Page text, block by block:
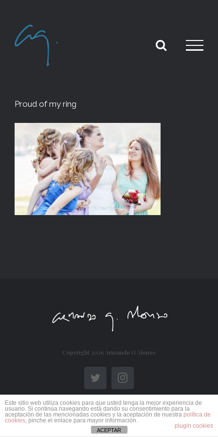
content
Proud of my ring
Copyright 2026 Armando G Alonso
TwitterInstagram
Este sitio web utiliza cookies para que usted tenga la mejor experiencia de
usuario. Si continúa navegando está dando su consentimiento para la
aceptación de las mencionadas cookies y la aceptación de nuestra política de
cookies, pinche el enlace para mayor información.
plugin cookies
ACEPTAR